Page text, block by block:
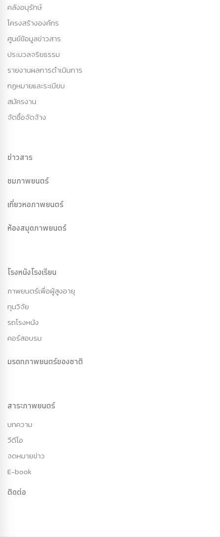
คลังอนุรักษ์
โครงสร้างองค์กร
ศูนย์ข้อมูลข่าวสาร
ประมวลจริยธรรม
รายงานผลการดำเนินการ
กฏหมายและระเบียบ
สมัครงาน
จัดซื้อจัดจ้าง
ข่าวสาร
ชมภาพยนตร์
เที่ยวหอภาพยนตร์
ห้องสมุดภาพยนตร์
โรงหนังโรงเรียน
ภาพยนตร์เพื่อผู้สูงอายุ
ทุนวิจัย
รถโรงหนัง
คอร์สอบรม
มรดกภาพยนตร์ของชาติ
สาระภาพยนตร์
บทความ
วีดีโอ
จดหมายข่าว
E-book
ติดต่อ